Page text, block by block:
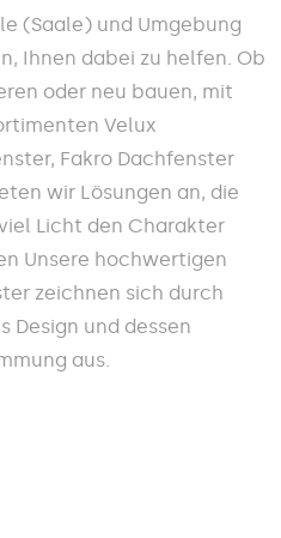
(Saale) und Umgebung
Ihnen dabei zu helfen. Ob
oder neu bauen, mit
Velux
Fakro Dachfenster
wir Lösungen an, die
Licht den Charakter
Unsere hochwertigen
zeichnen sich durch
Design und dessen
aus.